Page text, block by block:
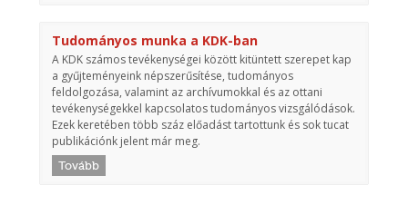
Tudományos munka a KDK-ban
A KDK számos tevékenységei között kitüntett szerepet kap
a gyűjteményeink népszerűsítése, tudományos
feldolgozása, valamint az archívumokkal és az ottani
tevékenységekkel kapcsolatos tudományos vizsgálódások.
Ezek keretében több száz előadást tartottunk és sok tucat
publikációnk jelent már meg.
Tovább